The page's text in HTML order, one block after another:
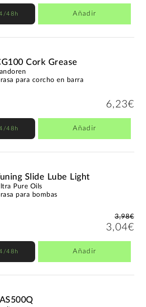
48h Añadir
Cork Grease
para corcho en barra
6,23€
48h Añadir
Slide Lube Light
Pure Oils
para bombas
3,98€
3,04€
48h Añadir